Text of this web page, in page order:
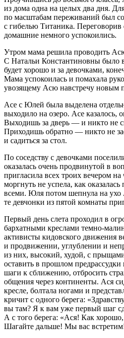
из дома одна на целых два дня.
по масштабам переживаний был
с гибелью Титаника.
домашние немного успокоились.
Утром мама решила проводить
С Натальи Константиновны было
будет хорошо и за девочками,
Мама успокоилась и помахала
увозящему Асю навстречу новым
Асе с Юлей была выделена
выходило на озеро. Асе казалось,
Выходишь за дверь — и никто не
Приходишь обратно — никто не
и садиться за стол.
По соседству с девочками
оказалась очень продвинутой в
пригласила всех троих вечером
моргнуть не успела, как
всеми. Юля потом шепнула на ухо
те девчонки из пятой комнаты
Первый день слета проходил в
бархатными креслами темно-
активисты кидовского движения
и продвижении, углублении и
из них, высокий, худой, с
оставить в прошлом
шаги к сближению, отбросить
общения через континенты. Ася
кресле, болтала ногами и
кричит с одного берега:
вы там? Я к вам уже первый шаг
А с того берега: «Ася! Как
Шагайте дальше! Мы вас